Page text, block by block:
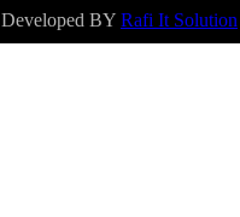
Developed BY Rafi It Solution